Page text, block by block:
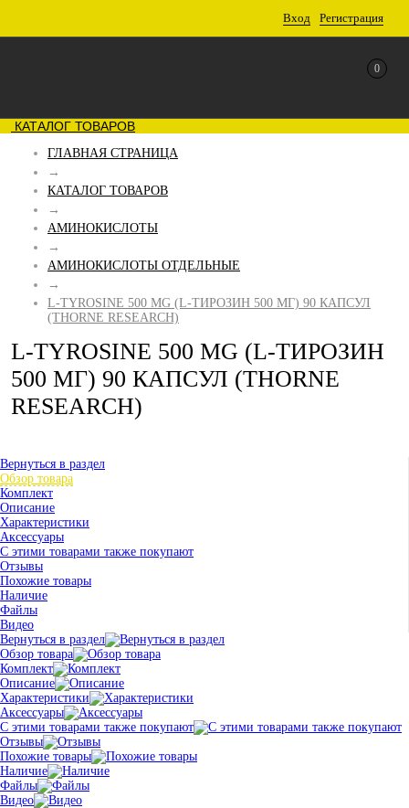
Вход Регистрация
0
КАТАЛОГ ТОВАРОВ
ГЛАВНАЯ СТРАНИЦА
→
КАТАЛОГ ТОВАРОВ
→
АМИНОКИСЛОТЫ
→
АМИНОКИСЛОТЫ ОТДЕЛЬНЫЕ
→
L-TYROSINE 500 MG (L-ТИРОЗИН 500 МГ) 90 КАПСУЛ
(THORNE RESEARCH)
L-TYROSINE 500 MG (L-ТИРОЗИН
500 МГ) 90 КАПСУЛ (THORNE
RESEARCH)
Вернуться в раздел
Обзор товара
Комплект
Описание
Характеристики
Аксессуары
С этими товарами также покупают
Отзывы
Похожие товары
Наличие
Файлы
Видео
Вернуться в раздел
Обзор товара
Комплект
Описание
Характеристики
Аксессуары
С этими товарами также покупают
Отзывы
Похожие товары
Наличие
Файлы
Видео